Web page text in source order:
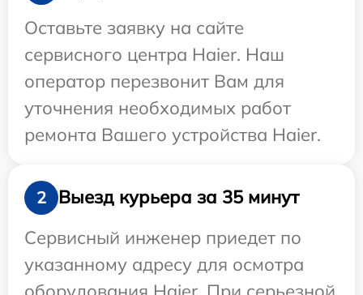
Оставьте заявку на сайте
сервисного центра Haier. Наш
оператор перезвонит Вам для
уточнения необходимых работ
ремонта Вашего устройства Haier.
2
Выезд курьера за 35 минут
Сервисный инженер приедет по
указанному адресу для осмотра